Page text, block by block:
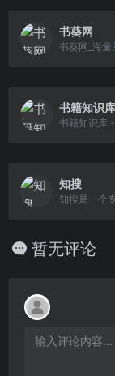
书葵网
书籍知识库
知搜
暂无评论